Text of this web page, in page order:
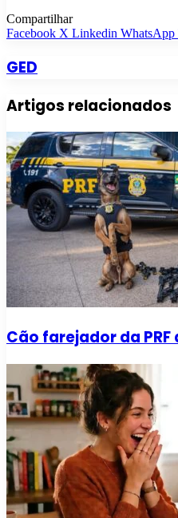
Compartilhar
Facebook X Linkedin WhatsApp
GED
Artigos relacionados
Cão farejador da